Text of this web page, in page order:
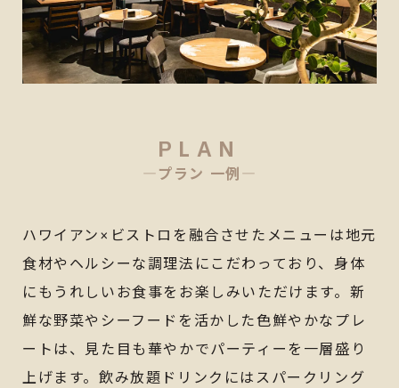
PLAN
―プラン 一例―
ハワイアン×ビストロを融合させたメニューは地元
食材やヘルシーな調理法にこだわっており、身体
にもうれしいお食事をお楽しみいただけます。新
鮮な野菜やシーフードを活かした色鮮やかなプレ
ートは、見た目も華やかでパーティーを一層盛り
上げます。飲み放題ドリンクにはスパークリング